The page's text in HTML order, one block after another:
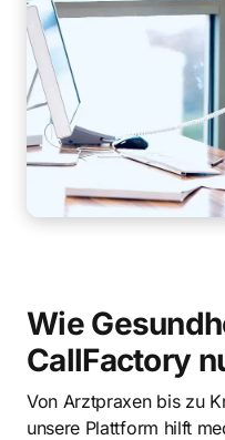
Wie
CallFactory
Von Arztpraxen bis zu
unsere Plattform hilft